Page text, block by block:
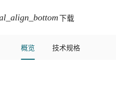
下载
概览 技术规格